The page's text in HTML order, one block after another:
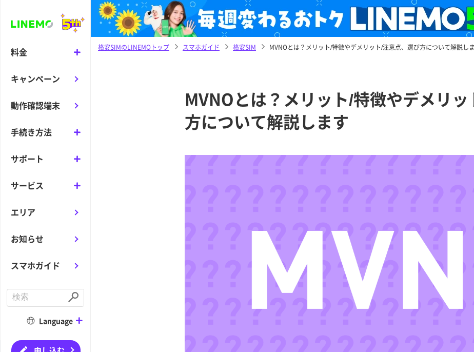
料金
キャンペーン
動作確認端末
手続き方法
サポート
サービス
エリア
お知らせ
スマホガイド
n
S
u
m
t
Language
格安SIMのLINEMOトップ スマホガイド 格安SIM MVNOとは？メリット/特徴やデメリット/注意点、選び方について解説し
MVNOとは？メリット/特徴やデメリ
方について解説します